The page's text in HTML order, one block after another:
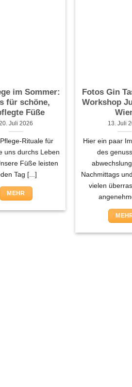
im Sommer:
für schöne,
Füße
Juli 2026
Rituale für
uns durchs Leben
Füße leisten
Tag [...]
MEHR
Fotos Gin
Workshop
13. Juli
Hier ein paar
des
Nachmittags
vielen